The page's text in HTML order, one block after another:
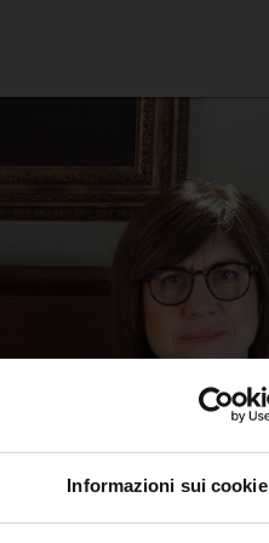
Informazioni sui cookie